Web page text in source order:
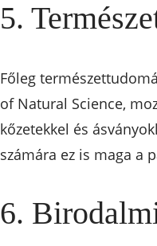
5.
Főleg
of Natural Science,
kőzetekkel és
számára ez is maga a
6.